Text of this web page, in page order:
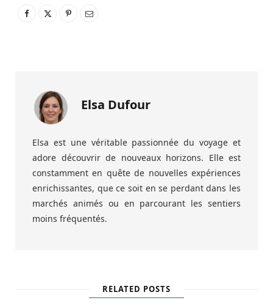
Elsa Dufour
Elsa est une véritable passionnée du voyage et
adore découvrir de nouveaux horizons. Elle est
constamment en quête de nouvelles expériences
enrichissantes, que ce soit en se perdant dans les
marchés animés ou en parcourant les sentiers
moins fréquentés.
RELATED POSTS